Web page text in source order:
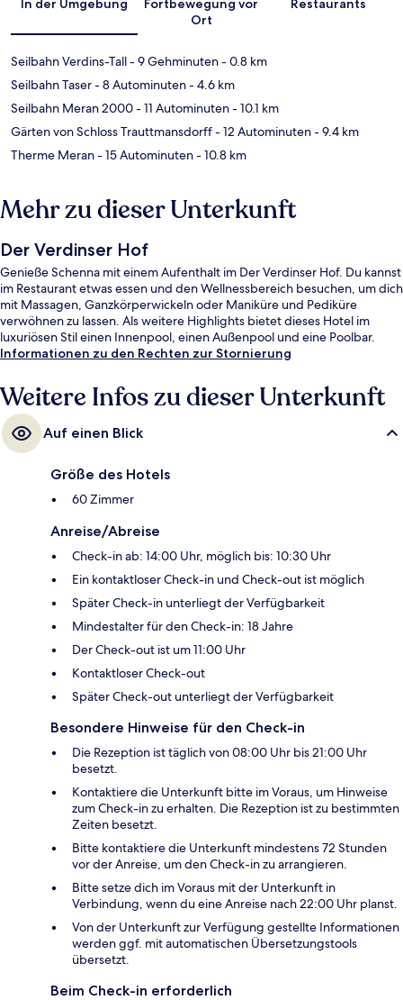
In der Umgebung
Fortbewegung vor
Ort
Restaurants
Seilbahn Verdins-Tall- 9 Gehminuten- 0.8 km
Seilbahn Taser- 8 Autominuten- 4.6 km
Seilbahn Meran 2000- 11 Autominuten- 10.1 km
Gärten von Schloss Trauttmansdorff- 12 Autominuten- 9.4 km
Therme Meran- 15 Autominuten- 10.8 km
Mehr zu dieser Unterkunft
Der Verdinser Hof
Genieße Schenna mit einem Aufenthalt im Der Verdinser Hof. Du kannst
im Restaurant etwas essen und den Wellnessbereich besuchen, um dich
mit Massagen, Ganzkörperwickeln oder Maniküre und Pediküre
verwöhnen zu lassen. Als weitere Highlights bietet dieses Hotel im
luxuriösen Stil einen Innenpool, einen Außenpool und eine Poolbar.
Informationen zu den Rechten zur Stornierung
Weitere Infos zu dieser Unterkunft
Auf einen Blick
Größe des Hotels
60 Zimmer
Anreise/Abreise
Check-in ab: 14:00 Uhr, möglich bis: 10:30 Uhr
Ein kontaktloser Check-in und Check-out ist möglich
Später Check-in unterliegt der Verfügbarkeit
Mindestalter für den Check-in: 18 Jahre
Der Check-out ist um 11:00 Uhr
Kontaktloser Check-out
Später Check-out unterliegt der Verfügbarkeit
Besondere Hinweise für den Check-in
Die Rezeption ist täglich von 08:00 Uhr bis 21:00 Uhr
besetzt.
Kontaktiere die Unterkunft bitte im Voraus, um Hinweise
zum Check-in zu erhalten. Die Rezeption ist zu bestimmten
Zeiten besetzt.
Bitte kontaktiere die Unterkunft mindestens 72 Stunden
vor der Anreise, um den Check-in zu arrangieren.
Bitte setze dich im Voraus mit der Unterkunft in
Verbindung, wenn du eine Anreise nach 22:00 Uhr planst.
Von der Unterkunft zur Verfügung gestellte Informationen
werden ggf. mit automatischen Übersetzungstools
übersetzt.
Beim Check-in erforderlich